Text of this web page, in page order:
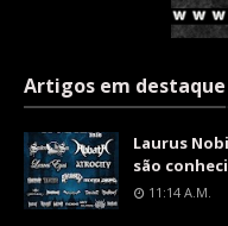
Artigos em destaque
Laurus
são
11:14 A.m.